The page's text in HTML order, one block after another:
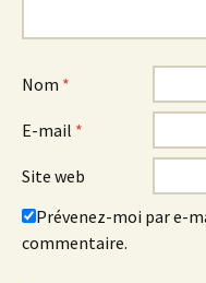
Nom *
E-mail *
Site web
Prévenez-moi par e-
commentaire.